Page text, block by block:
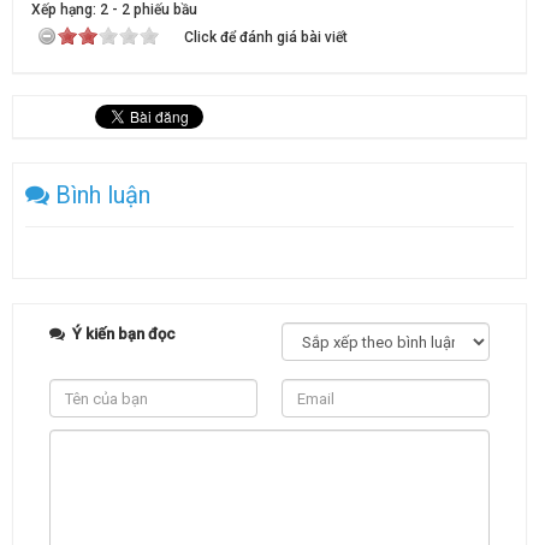
Xếp hạng: 2 - 2 phiếu bầu
Click để đánh giá bài viết
Bình luận
Ý kiến bạn đọc